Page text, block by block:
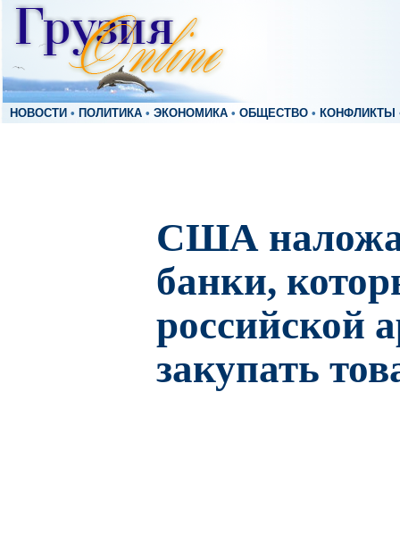
НОВОСТИ • ПОЛИТИКА • ЭКОНОМИКА • ОБЩЕСТВО • КОНФЛИКТЫ
США
банки,
российской
закупать